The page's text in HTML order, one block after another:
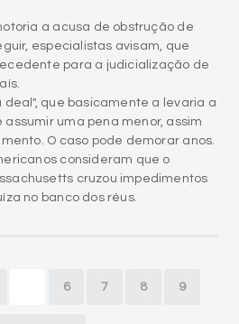
a acusa de obstrução de
especialistas avisam, que
para a judicialização de
deal", que basicamente a levaria a
uma pena menor, assim
O caso pode demorar anos.
consideram que o
cruzou impedimentos
no banco dos réus.
6 7 8 9